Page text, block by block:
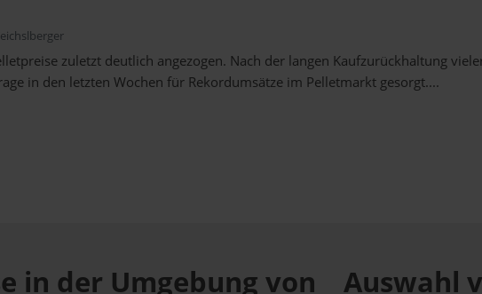
zuletzt deutlich angezogen. Nach der langen Kaufzurückhaltung
in den letzten Wochen für Rekordumsätze im Pelletmarkt gesorgt....
in der Umgebung von Auswahl